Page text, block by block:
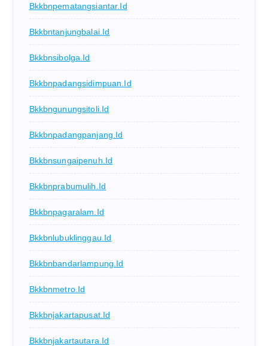
Bkkbnpematangsiantar.id
Bkkbntanjungbalai.id
Bkkbnsibolga.id
Bkkbnpadangsidimpuan.id
Bkkbngunungsitoli.id
Bkkbnpadangpanjang.id
Bkkbnsungaipenuh.id
Bkkbnprabumulih.id
Bkkbnpagaralam.id
Bkkbnlubuklinggau.id
Bkkbnbandarlampung.id
Bkkbnmetro.id
Bkkbnjakartapusat.id
Bkkbnjakartautara.id